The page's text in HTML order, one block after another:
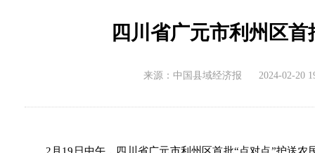
四川省广元市利州区
来源：中国县域经济报 2024-02-20